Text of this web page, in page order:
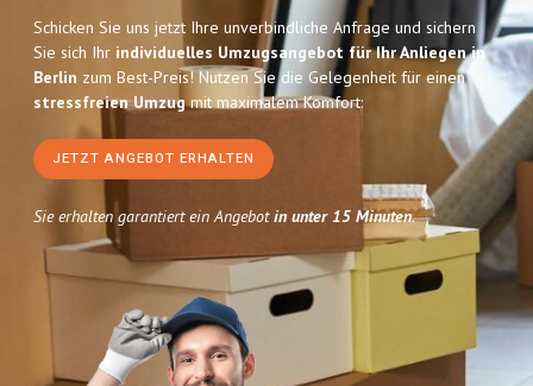
Schicken Sie uns jetzt Ihre unverbindliche Anfrage und sichern
Sie sich Ihr individuelles Umzugsangebot für Ihr Anliegen in
Berlin zum Best-Preis! Nutzen Sie die Gelegenheit für einen
stressfreien Umzugmit maximalem Komfort:
JETZT ANGEBOT ERHALTEN
Sie erhalten garantiert ein Angebotin unter 15 Minuten.